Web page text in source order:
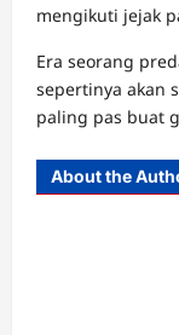
mengikuti jejak
Era seorang
sepertinya akan
paling pas buat
About the